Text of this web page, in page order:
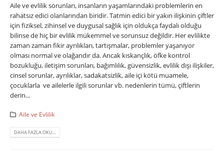
Aile ve evlilik sorunları, insanların yaşamlarındaki problemlerin en
rahatsız edici olanlarından biridir. Tatmin edici bir yakın ilişkinin çiftler
için fiziksel, zihinsel ve duygusal sağlık için oldukça faydalı olduğu
bilinse de hiç bir evlilik mükemmel ve sorunsuz değildir. Her evlilikte
zaman zaman fikir ayrılıkları, tartışmalar, problemler yaşanıyor
olması normal ve olağandır da. Ancak kıskançlık, öfke kontrol
bozukluğu, iletişim sorunları, bağımlılık, güvensizlik, evlilik dışı ilişkiler,
cinsel sorunlar, ayrılıklar, sadakatsizlik, aile içi kötü muamele,
çocuklarla ve ailelerle ilgili sorunlar vb. nedenlerin tümü, çiftlerin
derin...
Aile ve Evlilik
DAHA FAZLA OKU...